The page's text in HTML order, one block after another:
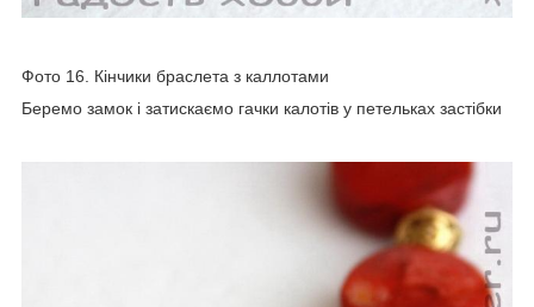
Фото 16. Кінчики браслета з каллотами
Беремо замок і затискаємо гачки калотів у петельках застібки